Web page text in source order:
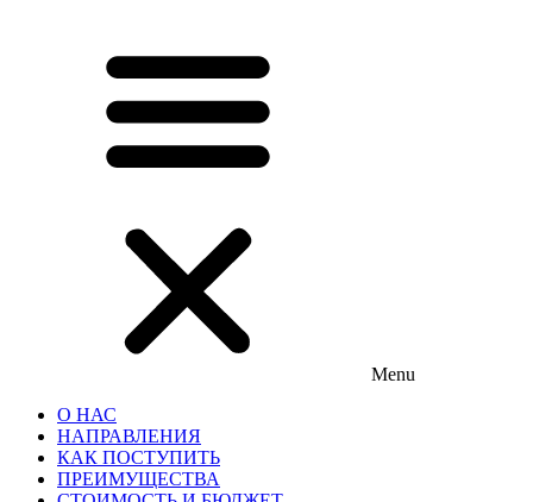
Menu
О НАС
НАПРАВЛЕНИЯ
КАК ПОСТУПИТЬ
ПРЕИМУЩЕСТВА